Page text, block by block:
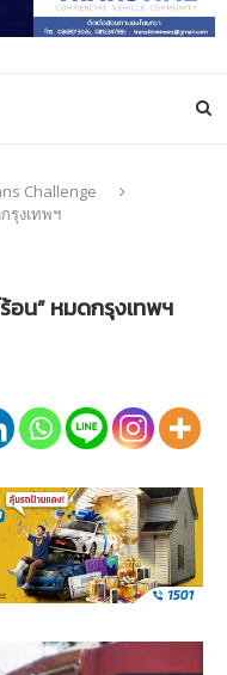
Challenge
รุงเทพฯ
อน” หมดกรุงเทพฯ